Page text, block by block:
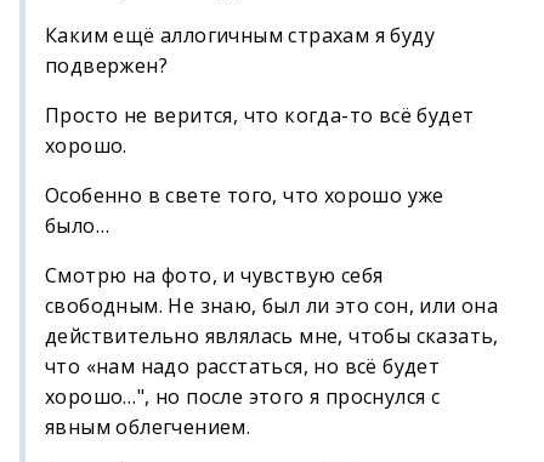
Каким ещё аллогичным страхам я буду
подвержен?
Просто не верится, что когда-то всё будет
хорошо.
Особенно в свете того, что хорошо уже
было…
Смотрю на фото, и чувствую себя
свободным. Не знаю, был ли это сон, или она
действительно являлась мне, чтобы сказать,
что «нам надо расстаться, но всё будет
хорошо…", но после этого я проснулся с
явным облегчением.